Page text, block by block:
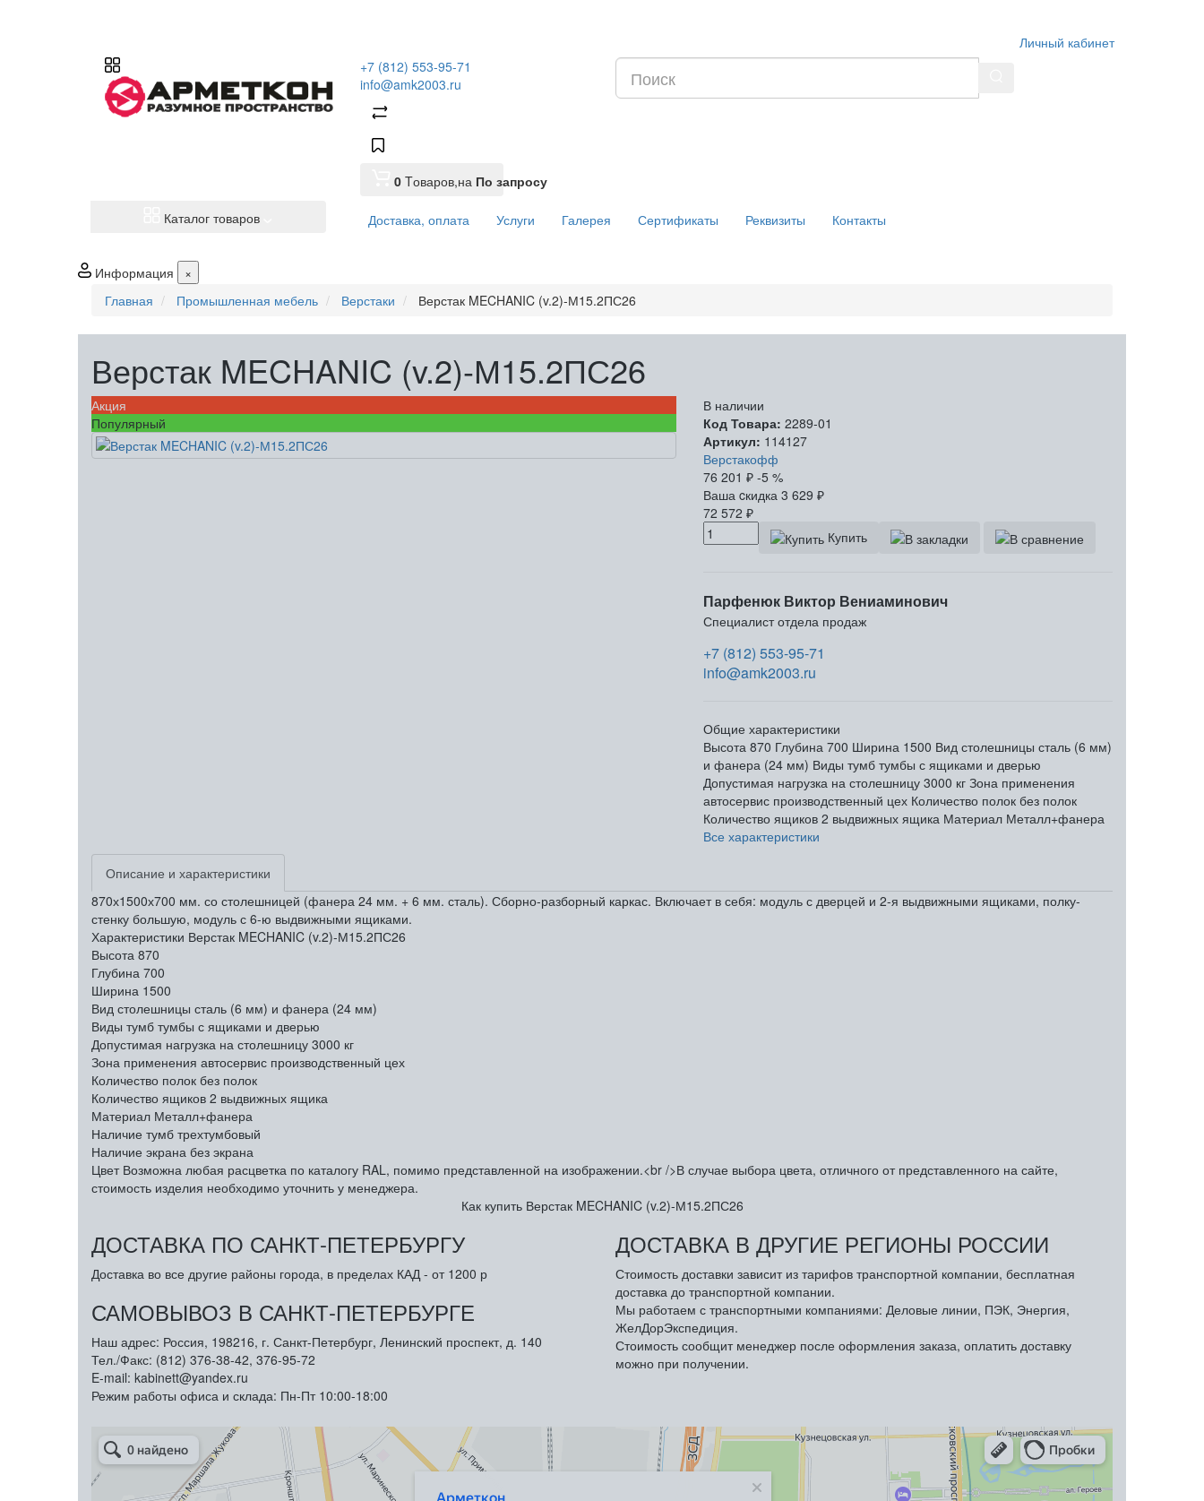
Личный кабинет
+7 (812) 553-95-71
info@amk2003.ru
0 Tоваров,на По запросу
Каталог товаров Доставка, оплата Услуги Галерея Сертификаты Реквизиты Контакты
Информация
×
Главная
Промышленная мебель Верстаки Верстак MECHANIC (v.2)-М15.2ПС26
Верстак MECHANIC (v.2)-М15.2ПС26
Акция
Популярный
В наличии
Код Товара: 2289-01
Артикул: 114127
Верстакофф
76 201 ₽ -5 %
Ваша cкидка 3 629 ₽
72 572 ₽
Купить
Парфенюк Виктор Вениаминович
Специалист отдела продаж
+7 (812) 553-95-71
info@amk2003.ru
Общие характеристики
Высота 870 Глубина 700 Ширина 1500 Вид столешницы сталь (6 мм)
и фанера (24 мм) Виды тумб тумбы с ящиками и дверью
Допустимая нагрузка на столешницу 3000 кг Зона применения
автосервис производственный цех Количество полок без полок
Количество ящиков 2 выдвижных ящика Материал Металл+фанера
Все характеристики
Описание и характеристики
870х1500х700 мм. со столешницей (фанера 24 мм. + 6 мм. сталь). Сборно-разборный каркас. Включает в себя: модуль с дверцей и 2-я выдвижными ящиками, полку-
стенку большую, модуль с 6-ю выдвижными ящиками.
Характеристики Верстак MECHANIC (v.2)-М15.2ПС26
Высота 870
Глубина 700
Ширина 1500
Вид столешницы сталь (6 мм) и фанера (24 мм)
Виды тумб тумбы с ящиками и дверью
Допустимая нагрузка на столешницу 3000 кг
Зона применения автосервис производственный цех
Количество полок без полок
Количество ящиков 2 выдвижных ящика
Материал Металл+фанера
Наличие тумб трехтумбовый
Наличие экрана без экрана
Цвет Возможна любая расцветка по каталогу RAL, помимо представленной на изображении.<br />В случае выбора цвета, отличного от представленного на сайте,
стоимость изделия необходимо уточнить у менеджера.
Как купить Верстак MECHANIC (v.2)-М15.2ПС26
ДОСТАВКА ПО САНКТ-ПЕТЕРБУРГУ
Доставка во все другие районы города, в пределах КАД - от 1200 р
САМОВЫВОЗ В САНКТ-ПЕТЕРБУРГЕ
Наш адрес: Россия, 198216, г. Санкт-Петербург, Ленинский проспект, д. 140
Тел./Факс: (812) 376-38-42, 376-95-72
E-mail: kabinett@yandex.ru
Режим работы офиса и склада: Пн-Пт 10:00-18:00
ДОСТАВКА В ДРУГИЕ РЕГИОНЫ РОССИИ
Стоимость доставки зависит из тарифов транспортной компании, бесплатная
доставка до транспортной компании.
Мы работаем с транспортными компаниями: Деловые линии, ПЭК, Энергия,
ЖелДорЭкспедиция.
Стоимость сообщит менеджер после оформления заказа, оплатить доставку
можно при получении.
Металлическая мебель в Санкт‑Петербурге
Торговое оборудование в Санкт‑Петербурге